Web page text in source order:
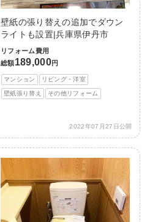
壁紙の張り替えの追加でダウン
ライトも設置|兵庫県伊丹市
リフォーム費用
総額189,000円
マンション リビング・洋室
壁紙張り替え その他リフォーム
2022年07月27日公開